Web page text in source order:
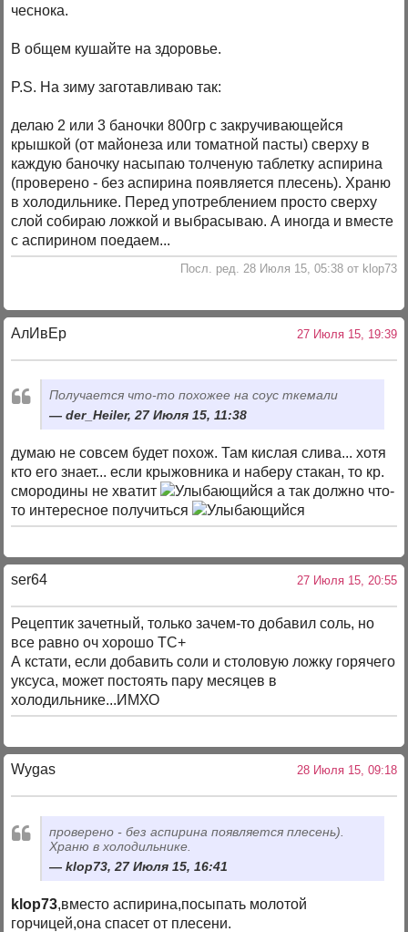
чеснока.
В общем кушайте на здоровье.
P.S. На зиму заготавливаю так:
делаю 2 или 3 баночки 800гр с закручивающейся
крышкой (от майонеза или томатной пасты) сверху в
каждую баночку насыпаю толченую таблетку аспирина
(проверено - без аспирина появляется плесень). Храню
в холодильнике. Перед употреблением просто сверху
слой собираю ложкой и выбрасываю. А иногда и вместе
с аспирином поедаем...
Посл. ред. 28 Июля 15, 05:38 от klop73
АлИвЕр 27 Июля 15, 19:39
Получается что-то похожее на соус ткемали
der_Heiler, 27 Июля 15, 11:38
думаю не совсем будет похож. Там кислая слива... хотя
кто его знает... если крыжовника и наберу стакан, то кр.
смородины не хватит
а так должно что-
то интересное получиться
ser64 27 Июля 15, 20:55
Рецептик зачетный, только зачем-то добавил соль, но
все равно оч хорошо ТС+
А кстати, если добавить соли и столовую ложку горячего
уксуса, может постоять пару месяцев в
холодильнике...ИМХО
Wygas 28 Июля 15, 09:18
проверено - без аспирина появляется плесень).
Храню в холодильнике.
klop73, 27 Июля 15, 16:41
klop73,вместо аспирина,посыпать молотой
горчицей,она спасет от плесени.